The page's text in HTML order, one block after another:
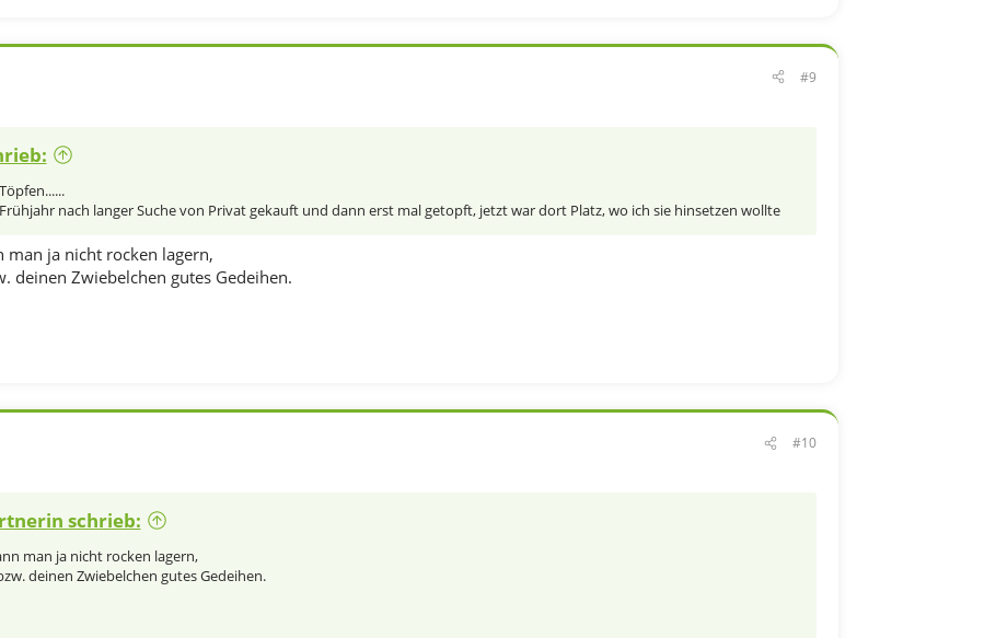
#9
nach langer Suche von Privat gekauft und dann erst mal getopft, jetzt war dort Platz, wo ich sie hinsetzen wollte
man ja nicht rocken lagern,
deinen Zwiebelchen gutes Gedeihen.
#10
schrieb:
man ja nicht rocken lagern,
deinen Zwiebelchen gutes Gedeihen.